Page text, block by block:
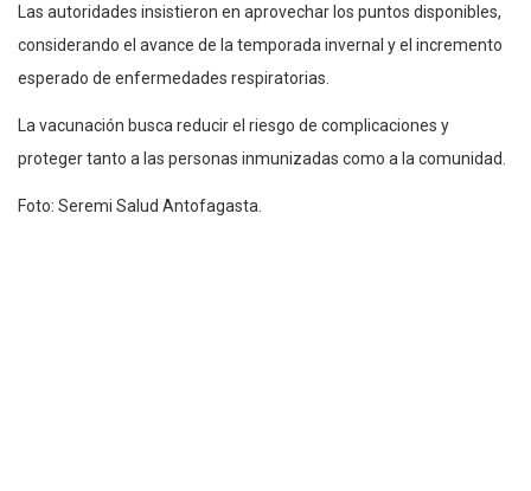
Las autoridades insistieron en aprovechar los puntos disponibles,
considerando el avance de la temporada invernal y el incremento
esperado de enfermedades respiratorias.
La vacunación busca reducir el riesgo de complicaciones y
proteger tanto a las personas inmunizadas como a la comunidad.
Foto: Seremi Salud Antofagasta.